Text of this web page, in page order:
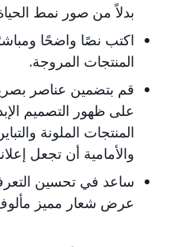
بدلاً من صور نمط
اكتب نصًا واضحًا
المنتجات المروجة.
قم بتضمين عناصر
على ظهور التصميم
المنتجات الملونة
والأمامية أن تجعل
ساعد في تحسين
عرض شعار مميز مألوف